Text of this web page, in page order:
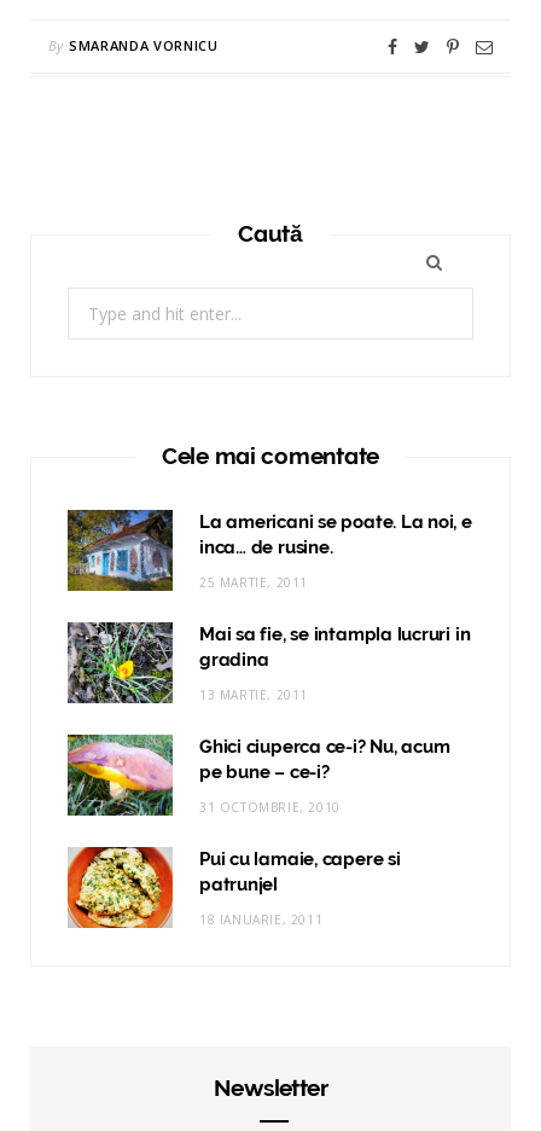
By SMARANDA VORNICU
Caută
for:
Cele mai comentate
La americani se poate. La noi, e
inca… de rusine.
25 MARTIE, 2011
Mai sa fie, se intampla lucruri in
gradina
13 MARTIE, 2011
Ghici ciuperca ce-i? Nu, acum
pe bune – ce-i?
31 OCTOMBRIE, 2010
Pui cu lamaie, capere si
patrunjel
18 IANUARIE, 2011
Newsletter